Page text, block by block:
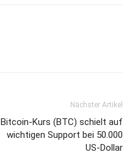
Nächster Artikel
Bitcoin-Kurs (BTC) schielt auf
wichtigen Support bei 50.000
US-Dollar